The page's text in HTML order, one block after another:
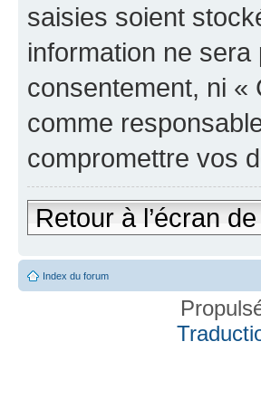
saisies soient
information ne
consentement, ni «
comme
compromettre vos
Retour à l’écran
Index du forum